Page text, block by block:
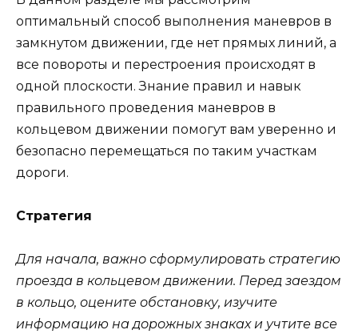
оптимальный способ выполнения маневров в
замкнутом движении, где нет прямых линий, а
все повороты и перестроения происходят в
одной плоскости. Знание правил и навык
правильного проведения маневров в
кольцевом движении помогут вам уверенно и
безопасно перемещаться по таким участкам
дороги.
Стратегия
Для начала, важно сформулировать стратегию
проезда в кольцевом движении. Перед заездом
в кольцо, оцените обстановку, изучите
информацию на дорожных знаках и учтите все